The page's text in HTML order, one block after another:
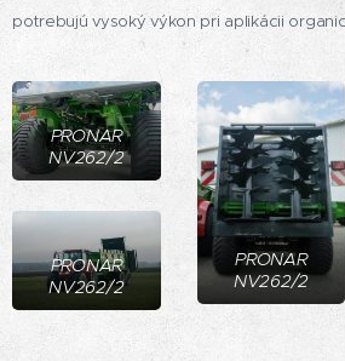
potrebujú vysoký výkon pri aplikácii
PRONAR
NV262/2
PRONAR
NV262/2
PRONAR
NV262/2